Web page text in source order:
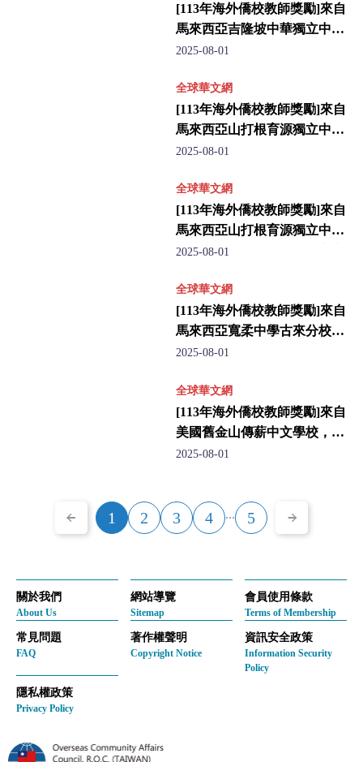
[113年海外僑校教師獎勵]來自
馬來西亞吉隆坡中華獨立中
學，榮獲5年屆獎勵的陳嘉欣
2025-08-01
全球華文網
[113年海外僑校教師獎勵]來自
馬來西亞山打根育源獨立中
學，榮獲10年屆獎勵的蕭玉雲
2025-08-01
全球華文網
[113年海外僑校教師獎勵]來自
馬來西亞山打根育源獨立中
學，榮獲10年屆獎勵的凌永宏
2025-08-01
全球華文網
[113年海外僑校教師獎勵]來自
馬來西亞寬柔中學古來分校，
榮獲10年屆獎勵的楊詩文老師
2025-08-01
全球華文網
[113年海外僑校教師獎勵]來自
美國舊金山傳薪中文學校，榮
獲5年屆獎勵的邱慧苓老師
2025-08-01
1 2 3 4 ... 5
關於我們
About Us
網站導覽
Sitemap
會員使用條款
Terms of Membership
常見問題
FAQ
著作權聲明
Copyright Notice
資訊安全政策
Information Security
Policy
隱私權政策
Privacy Policy